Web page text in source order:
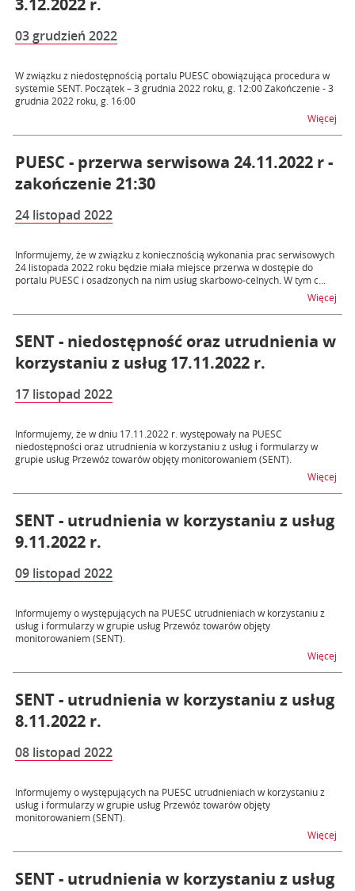
3.12.2022 r.
03 grudzień 2022
W związku z niedostępnością portalu PUESC obowiązująca procedura w
systemie SENT. Początek – 3 grudnia 2022 roku, g. 12:00 Zakończenie - 3
grudnia 2022 roku, g. 16:00
Więcej
PUESC - przerwa serwisowa 24.11.2022 r -
zakończenie 21:30
24 listopad 2022
Informujemy, że w związku z koniecznością wykonania prac serwisowych
24 listopada 2022 roku będzie miała miejsce przerwa w dostępie do
portalu PUESC i osadzonych na nim usług skarbowo-celnych. W tym c...
Więcej
SENT - niedostępność oraz utrudnienia w
korzystaniu z usług 17.11.2022 r.
17 listopad 2022
Informujemy, że w dniu 17.11.2022 r. występowały na PUESC
niedostępności oraz utrudnienia w korzystaniu z usług i formularzy w
grupie usług Przewóz towarów objęty monitorowaniem (SENT).
Więcej
SENT - utrudnienia w korzystaniu z usług
9.11.2022 r.
09 listopad 2022
Informujemy o występujących na PUESC utrudnieniach w korzystaniu z
usług i formularzy w grupie usług Przewóz towarów objęty
monitorowaniem (SENT).
Więcej
SENT - utrudnienia w korzystaniu z usług
8.11.2022 r.
08 listopad 2022
Informujemy o występujących na PUESC utrudnieniach w korzystaniu z
usług i formularzy w grupie usług Przewóz towarów objęty
monitorowaniem (SENT).
Więcej
SENT - utrudnienia w korzystaniu z usług